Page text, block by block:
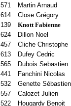
571
Martin Arnaud
614
Close Grégory
139
Knott Fabienne
624
Dillon Noel
457
Cliche Christophe
613
Dufey Cedric
565
Dubois Sebastien
441
Fanchini Nicolas
532
Genette Sébastien
557
Calozet Julien
522
Hougardy Benoit